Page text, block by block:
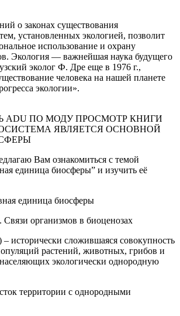
о законах существования
установленных экологией, позволит
использование и охрану
Экология — важнейшая наука будущего
эколог Ф. Дре еще в 1976 г.,
человека на нашей планете
экологии».
Вам ознакомиться с темой
единица биосферы” и изучить её
единица биосферы
организмов в биоценозах
исторически сложившаяся совокупность
растений, животных, грибов и
экологически однородную
территории с однородными